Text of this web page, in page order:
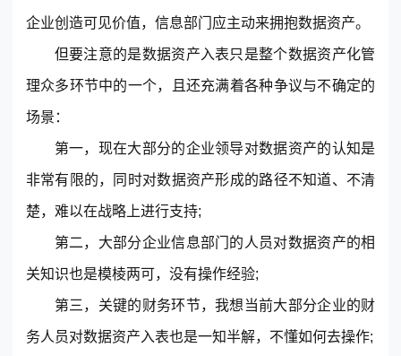
企业创造可见价值，信息部门应主动来拥抱数据资产。
但要注意的是数据资产入表只是整个数据资产化管
理众多环节中的一个，且还充满着各种争议与不确定的
场景：
第一，现在大部分的企业领导对数据资产的认知是
非常有限的，同时对数据资产形成的路径不知道、不清
楚，难以在战略上进行支持;
第二，大部分企业信息部门的人员对数据资产的相
关知识也是模棱两可，没有操作经验;
第三，关键的财务环节，我想当前大部分企业的财
务人员对数据资产入表也是一知半解，不懂如何去操作;